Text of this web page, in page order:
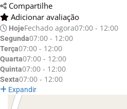
Compartilhe
Adicionar avaliação
HojeFechado agora07:00 - 12:00
Segunda07:00 - 12:00
Terça07:00 - 12:00
Quarta07:00 - 12:00
Quinta07:00 - 12:00
Sexta07:00 - 12:00
Expandir